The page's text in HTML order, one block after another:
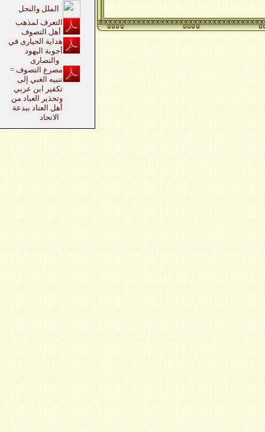
الملل والنحل
التعرف لمذهب
أهل التصوف
هداية الحيارى في
أجوبة اليهود
مصرع التصوف =
تنبيه الغبي إلى
تكفير ابن عربي
وتحذير العباد من
أهل العناد ببدعة